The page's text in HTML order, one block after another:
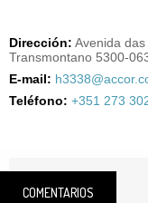
Dirección: Avenida
Transmontano 5300-
E-mail:
Teléfono: +351 273
COMENTARIOS